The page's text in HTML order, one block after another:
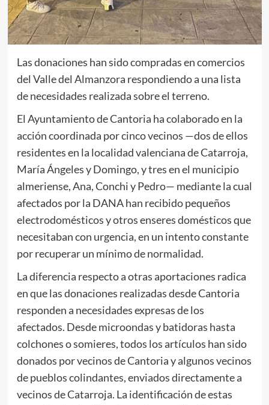
Las donaciones han sido compradas en comercios
del Valle del Almanzora respondiendo a una lista
de necesidades realizada sobre el terreno.
El Ayuntamiento de Cantoria ha colaborado en la
acción coordinada por cinco vecinos —dos de ellos
residentes en la localidad valenciana de Catarroja,
María Ángeles y Domingo, y tres en el municipio
almeriense, Ana, Conchi y Pedro— mediante la cual
afectados por la DANA han recibido pequeños
electrodomésticos y otros enseres domésticos que
necesitaban con urgencia, en un intento constante
por recuperar un mínimo de normalidad.
La diferencia respecto a otras aportaciones radica
en que las donaciones realizadas desde Cantoria
responden a necesidades expresas de los
afectados. Desde microondas y batidoras hasta
colchones o somieres, todos los artículos han sido
donados por vecinos de Cantoria y algunos vecinos
de pueblos colindantes, enviados directamente a
vecinos de Catarroja. La identificación de estas